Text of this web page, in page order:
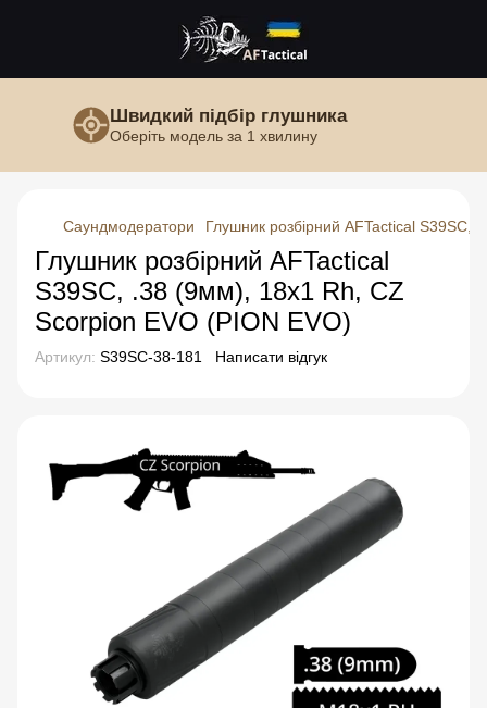
Швидкий підбір глушника
Оберіть модель за 1 хвилину
Саундмодератори Глушник розбірний AFTactical
Глушник розбірний AFTactical
S39SC, .38 (9мм), 18x1 Rh, CZ
Scorpion EVO (PION EVO)
Артикул: S39SC-38-181 Написати відгук